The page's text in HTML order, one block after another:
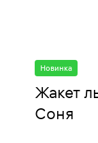
Новинка
Жакет
Соня